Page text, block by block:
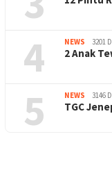
4 NEWS 3201
2 Anak
5 NEWS 3146
TGC